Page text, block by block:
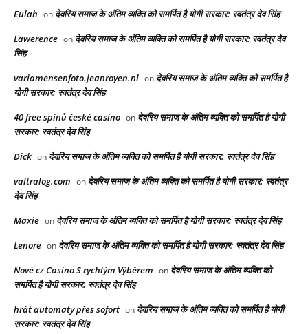
Eulah on देवरिय समाज के अंतिम व्यक्ति को समर्पित है योगी सरकार: स्वतंत्र देव सिंह
Lawerence on देवरिय समाज के अंतिम व्यक्ति को समर्पित है योगी सरकार: स्वतंत्र देव
सिंह
variamensenfoto.jeanroyen.nl on देवरिय समाज के अंतिम व्यक्ति को समर्पित है
योगी सरकार: स्वतंत्र देव सिंह
40 free spinů české casino on देवरिय समाज के अंतिम व्यक्ति को समर्पित है योगी
सरकार: स्वतंत्र देव सिंह
Dick on देवरिय समाज के अंतिम व्यक्ति को समर्पित है योगी सरकार: स्वतंत्र देव सिंह
valtralog.com on देवरिय समाज के अंतिम व्यक्ति को समर्पित है योगी सरकार: स्वतंत्र
देव सिंह
Maxie on देवरिय समाज के अंतिम व्यक्ति को समर्पित है योगी सरकार: स्वतंत्र देव सिंह
Lenore on देवरिय समाज के अंतिम व्यक्ति को समर्पित है योगी सरकार: स्वतंत्र देव सिंह
Nové cz Casino S rychlým Výběrem on देवरिय समाज के अंतिम व्यक्ति को
समर्पित है योगी सरकार: स्वतंत्र देव सिंह
hrát automaty přes sofort on देवरिय समाज के अंतिम व्यक्ति को समर्पित है योगी
सरकार: स्वतंत्र देव सिंह